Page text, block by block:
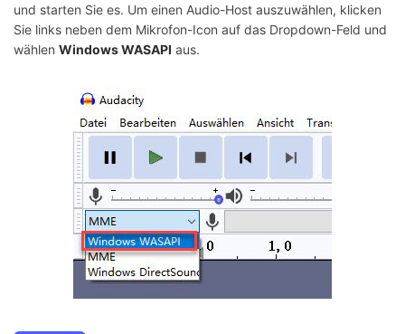
und starten Sie es. Um einen Audio-Host auszuwählen, klicken
Sie links neben dem Mikrofon-Icon auf das Dropdown-Feld und
wählen Windows WASAPI aus.